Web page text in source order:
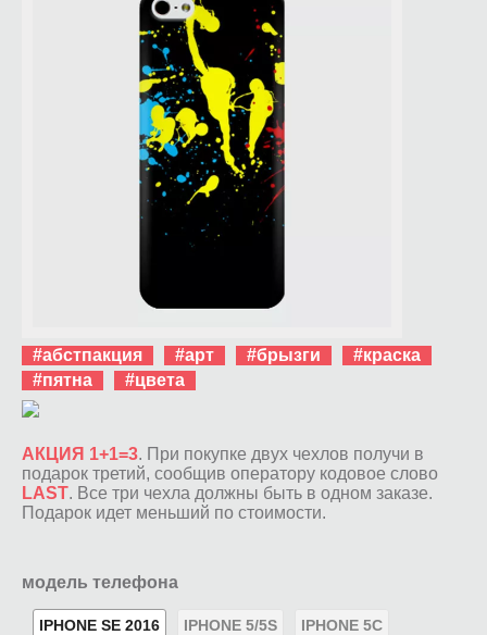
#абстпакция #арт #брызги
#краска
#пятна
#цвета
АКЦИЯ 1+1=3. При покупке двух чехлов получи в
подарок третий, сообщив оператору кодовое слово
LAST. Все три чехла должны быть в одном заказе.
Подарок идет меньший по стоимости.
модель телефона
IPHONE SE 2016 IPHONE 5/5S IPHONE 5C